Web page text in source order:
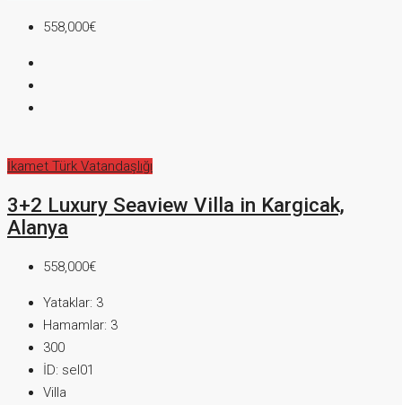
558,000€
İkamet Türk Vatandaşlığı
3+2 Luxury Seaview Villa in Kargicak,
Alanya
558,000€
Yataklar: 3
Hamamlar: 3
300
İD: sel01
Villa